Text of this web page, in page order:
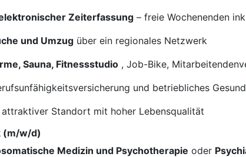
Zeiterfassung – freie Wochenenden
und Umzug über ein regionales Netzwerk
Sauna, Fitnessstudio , Job-Bike,
und betriebliches
Standort mit hoher Lebensqualität
(m/w/d)
Medizin und Psychotherapie oder